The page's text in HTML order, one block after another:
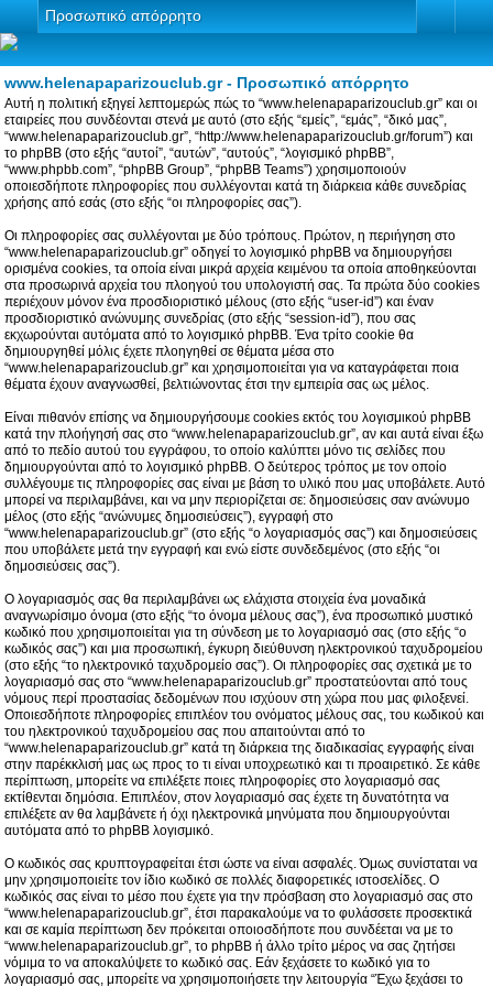
Προσωπικό απόρρητο
www.helenapaparizouclub.gr - Προσωπικό απόρρητο
Αυτή η πολιτική εξηγεί λεπτομερώς πώς το “www.helenapaparizouclub.gr” και οι
εταιρείες που συνδέονται στενά με αυτό (στο εξής “εμείς”, “εμάς”, “δικό μας”,
“www.helenapaparizouclub.gr”, “http://www.helenapaparizouclub.gr/forum”) και
το phpBB (στο εξής “αυτοί”, “αυτών”, “αυτούς”, “λογισμικό phpBB”,
“www.phpbb.com”, “phpBB Group”, “phpBB Teams”) χρησιμοποιούν
οποιεσδήποτε πληροφορίες που συλλέγονται κατά τη διάρκεια κάθε συνεδρίας
χρήσης από εσάς (στο εξής “οι πληροφορίες σας”).
Οι πληροφορίες σας συλλέγονται με δύο τρόπους. Πρώτον, η περιήγηση στο
“www.helenapaparizouclub.gr” οδηγεί το λογισμικό phpBB να δημιουργήσει
ορισμένα cookies, τα οποία είναι μικρά αρχεία κειμένου τα οποία αποθηκεύονται
στα προσωρινά αρχεία του πλοηγού του υπολογιστή σας. Τα πρώτα δύο cookies
περιέχουν μόνον ένα προσδιοριστικό μέλους (στο εξής “user-id”) και έναν
προσδιοριστικό ανώνυμης συνεδρίας (στο εξής “session-id”), που σας
εκχωρούνται αυτόματα από το λογισμικό phpBB. Ένα τρίτο cookie θα
δημιουργηθεί μόλις έχετε πλοηγηθεί σε θέματα μέσα στο
“www.helenapaparizouclub.gr” και χρησιμοποιείται για να καταγράφεται ποια
θέματα έχουν αναγνωσθεί, βελτιώνοντας έτσι την εμπειρία σας ως μέλος.
Είναι πιθανόν επίσης να δημιουργήσουμε cookies εκτός του λογισμικού phpBB
κατά την πλοήγησή σας στο “www.helenapaparizouclub.gr”, αν και αυτά είναι έξω
από το πεδίο αυτού του εγγράφου, το οποίο καλύπτει μόνο τις σελίδες που
δημιουργούνται από το λογισμικό phpBB. Ο δεύτερος τρόπος με τον οποίο
συλλέγουμε τις πληροφορίες σας είναι με βάση το υλικό που μας υποβάλετε. Αυτό
μπορεί να περιλαμβάνει, και να μην περιορίζεται σε: δημοσιεύσεις σαν ανώνυμο
μέλος (στο εξής “ανώνυμες δημοσιεύσεις”), εγγραφή στο
“www.helenapaparizouclub.gr” (στο εξής “ο λογαριασμός σας”) και δημοσιεύσεις
που υποβάλετε μετά την εγγραφή και ενώ είστε συνδεδεμένος (στο εξής “οι
δημοσιεύσεις σας”).
Ο λογαριασμός σας θα περιλαμβάνει ως ελάχιστα στοιχεία ένα μοναδικά
αναγνωρίσιμο όνομα (στο εξής “το όνομα μέλους σας”), ένα προσωπικό μυστικό
κωδικό που χρησιμοποιείται για τη σύνδεση με το λογαριασμό σας (στο εξής “ο
κωδικός σας”) και μια προσωπική, έγκυρη διεύθυνση ηλεκτρονικού ταχυδρομείου
(στο εξής “το ηλεκτρονικό ταχυδρομείο σας”). Οι πληροφορίες σας σχετικά με το
λογαριασμό σας στο “www.helenapaparizouclub.gr” προστατεύονται από τους
νόμους περί προστασίας δεδομένων που ισχύουν στη χώρα που μας φιλοξενεί.
Οποιεσδήποτε πληροφορίες επιπλέον του ονόματος μέλους σας, του κωδικού και
του ηλεκτρονικού ταχυδρομείου σας που απαιτούνται από το
“www.helenapaparizouclub.gr” κατά τη διάρκεια της διαδικασίας εγγραφής είναι
στην παρέκκλισή μας ως προς το τι είναι υποχρεωτικό και τι προαιρετικό. Σε κάθε
περίπτωση, μπορείτε να επιλέξετε ποιες πληροφορίες στο λογαριασμό σας
εκτίθενται δημόσια. Επιπλέον, στον λογαριασμό σας έχετε τη δυνατότητα να
επιλέξετε αν θα λαμβάνετε ή όχι ηλεκτρονικά μηνύματα που δημιουργούνται
αυτόματα από το phpBB λογισμικό.
Ο κωδικός σας κρυπτογραφείται έτσι ώστε να είναι ασφαλές. Όμως συνίσταται να
μην χρησιμοποιείτε τον ίδιο κωδικό σε πολλές διαφορετικές ιστοσελίδες. Ο
κωδικός σας είναι το μέσο που έχετε για την πρόσβαση στο λογαριασμό σας στο
“www.helenapaparizouclub.gr”, έτσι παρακαλούμε να το φυλάσσετε προσεκτικά
και σε καμία περίπτωση δεν πρόκειται οποιοσδήποτε που συνδέεται να με το
“www.helenapaparizouclub.gr”, το phpBB ή άλλο τρίτο μέρος να σας ζητήσει
νόμιμα το να αποκαλύψετε το κωδικό σας. Εάν ξεχάσετε το κωδικό για το
λογαριασμό σας, μπορείτε να χρησιμοποιήσετε την λειτουργία “Έχω ξεχάσει το